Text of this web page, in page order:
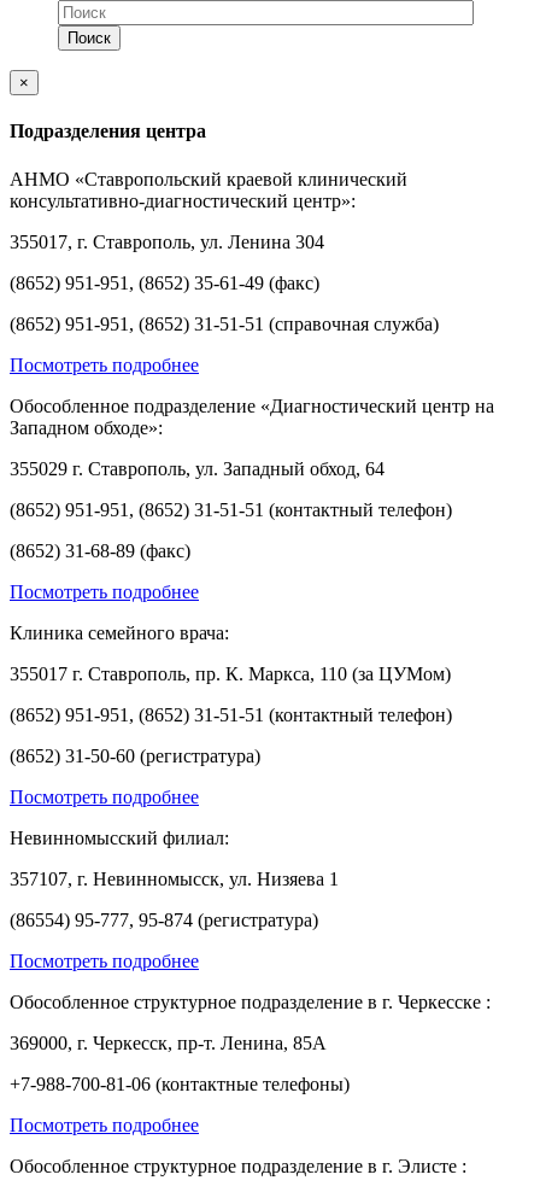
×
Подразделения центра
АНМО «Ставропольский краевой клинический
консультативно-диагностический центр»:
355017, г. Ставрополь, ул. Ленина 304
(8652) 951-951, (8652) 35-61-49 (факс)
(8652) 951-951, (8652) 31-51-51 (справочная служба)
Посмотреть подробнее
Обособленное подразделение «Диагностический центр на
Западном обходе»:
355029 г. Ставрополь, ул. Западный обход, 64
(8652) 951-951, (8652) 31-51-51 (контактный телефон)
(8652) 31-68-89 (факс)
Посмотреть подробнее
Клиника семейного врача:
355017 г. Ставрополь, пр. К. Маркса, 110 (за ЦУМом)
(8652) 951-951, (8652) 31-51-51 (контактный телефон)
(8652) 31-50-60 (регистратура)
Посмотреть подробнее
Невинномысский филиал:
357107, г. Невинномысск, ул. Низяева 1
(86554) 95-777, 95-874 (регистратура)
Посмотреть подробнее
Обособленное структурное подразделение в г. Черкесске :
369000, г. Черкесск, пр-т. Ленина, 85А
+7-988-700-81-06 (контактные телефоны)
Посмотреть подробнее
Обособленное структурное подразделение в г. Элисте :